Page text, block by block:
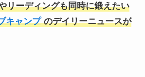
リーディングも同時に鍛えたい
キャンプ のデイリーニュースが